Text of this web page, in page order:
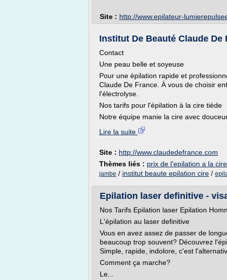
Site : http://www.epilateur-
Institut De Beauté Claude
Contact
Une peau belle et soyeuse
Pour une épilation rapide et
Claude De France. À vous de choisir
l'électrolyse.
Nos tarifs pour l'épilation à la cire tiède
Notre équipe manie la cire avec
Lire la suite
Site : http://www.claudedefrance.com
Thèmes liés : prix de l'epilation a la cire
jambe / institut beaute epilation cire /
Epilation laser definitive -
Nos Tarifs Epilation laser Epilation
L'épilation au laser definitive
Vous en avez assez de passer de
beaucoup trop souvent? Découvrez
Simple, rapide, indolore, c'est
Comment ça marche?
Le...